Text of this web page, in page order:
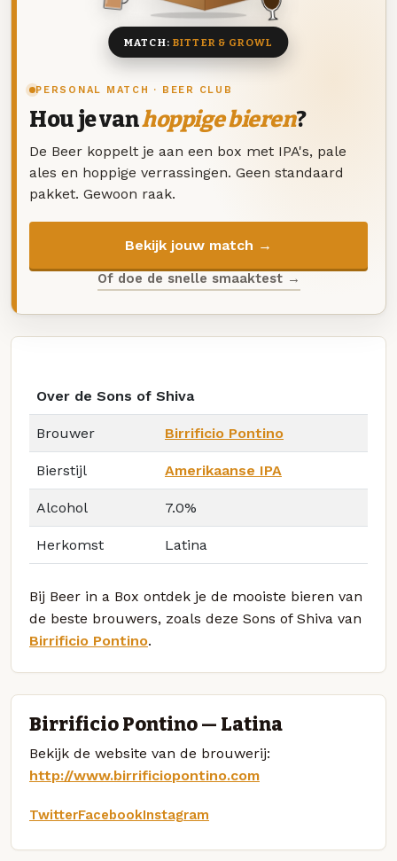
PERSONAL MATCH · BEER CLUB
Hou je vanhoppige bieren?
De Beer koppelt je aan een box met IPA's, pale
ales en hoppige verrassingen. Geen standaard
pakket. Gewoon raak.
Bekijk jouw match →
Of doe de snelle smaaktest →
MATCH: BITTER & GROWL
Over de Sons of Shiva
Brouwer Birrificio Pontino
Bierstijl Amerikaanse IPA
Alcohol 7.0%
Herkomst Latina
Bij Beer in a Box ontdek je de mooiste bieren van
de beste brouwers, zoals deze Sons of Shiva van
Birrificio Pontino.
Birrificio Pontino — Latina
Bekijk de website van de brouwerij:
http://www.birrificiopontino.com
TwitterFacebookInstagram